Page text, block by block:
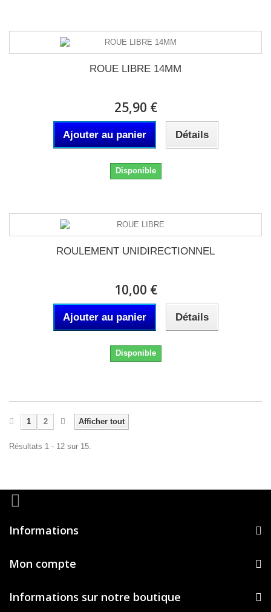
ROUE LIBRE 14MM
25,90 €
Ajouter au panier Détails
Disponible
ROULEMENT UNIDIRECTIONNEL
10,00 €
Ajouter au panier Détails
Disponible
Afficher tout
1 2
Résultats 1 - 12 sur 15.
Informations
Mon compte
Informations sur notre boutique